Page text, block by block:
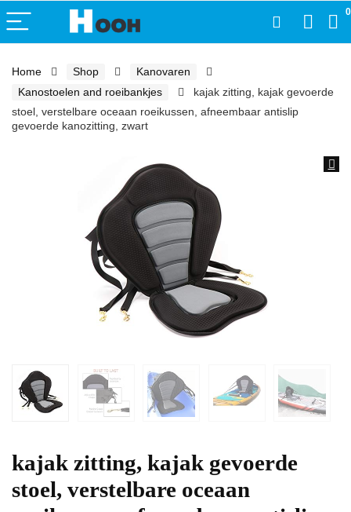
0
Home Shop
Kanovaren
Kanostoelen and roeibankjes
kajak zitting, kajak gevoerde
stoel, verstelbare oceaan roeikussen, afneembaar antislip
gevoerde kanozitting, zwart
kajak zitting, kajak gevoerde
stoel, verstelbare oceaan